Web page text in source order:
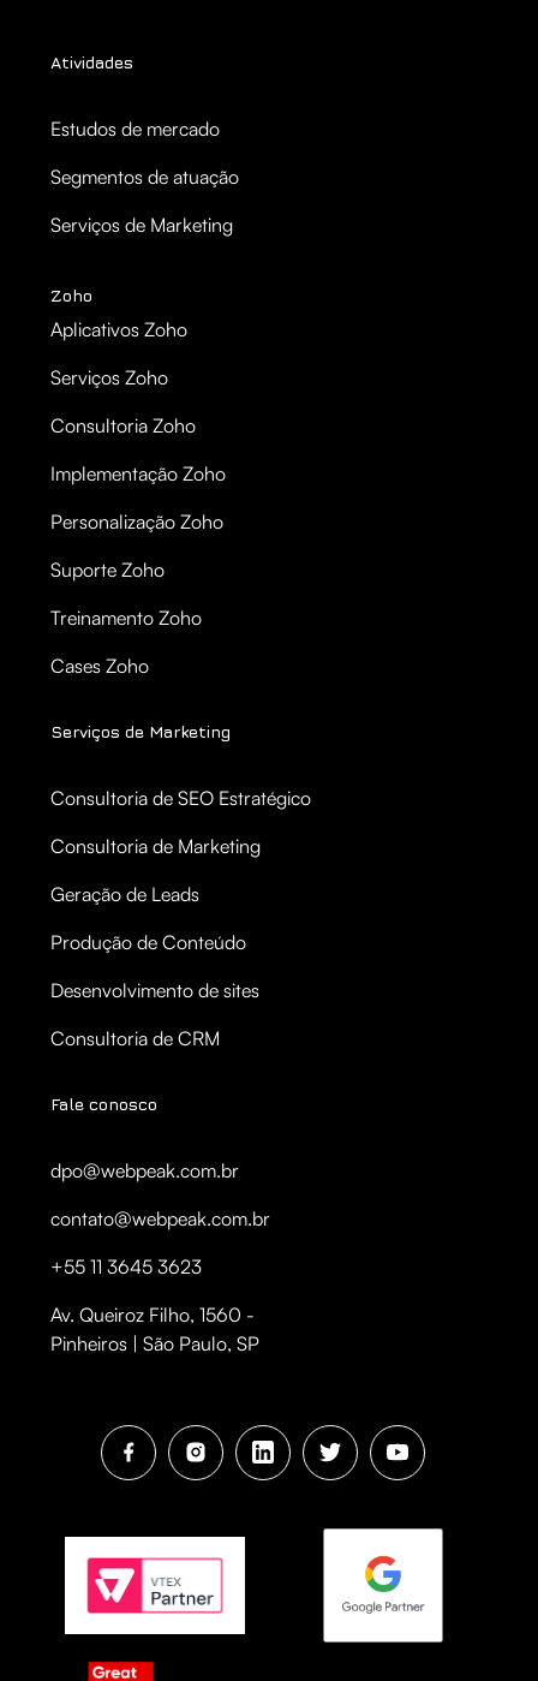
Atividades
Estudos de mercado
Segmentos de atuação
Serviços de Marketing
Zoho
Aplicativos Zoho
Serviços Zoho
Consultoria Zoho
Implementação Zoho
Personalização Zoho
Suporte Zoho
Treinamento Zoho
Cases Zoho
Serviços de Marketing
Consultoria de SEO Estratégico
Consultoria de Marketing
Geração de Leads
Produção de Conteúdo
Desenvolvimento de sites
Consultoria de CRM
Fale conosco
dpo@webpeak.com.br
contato@webpeak.com.br
+55 11 3645 3623
Av. Queiroz Filho, 1560 -
Pinheiros | São Paulo, SP